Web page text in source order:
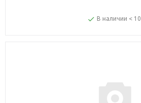
В наличии < 10